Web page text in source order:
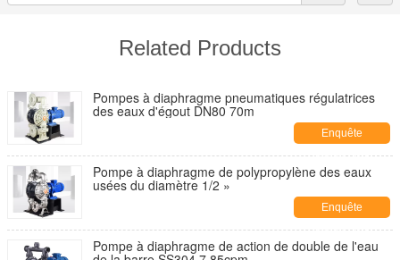
Related Products
Pompes à diaphragme pneumatiques régulatrices
des eaux d'égout DN80 70m
Enquête
maintenant
Pompe à diaphragme de polypropylène des eaux
usées du diamètre 1/2 »
Enquête
maintenant
Pompe à diaphragme de action de double de l'eau